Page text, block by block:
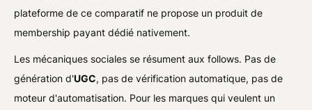
plateforme de ce comparatif ne propose un produit de
membership payant dédié nativement.
Les mécaniques sociales se résument aux follows. Pas de
génération d'UGC, pas de vérification automatique, pas de
moteur d'automatisation. Pour les marques qui veulent un